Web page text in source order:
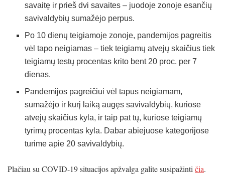
savaitę ir prieš dvi savaites – juodoje zonoje esančių
savivaldybių sumažėjo perpus.
Po 10 dienų teigiamoje zonoje, pandemijos pagreitis
vėl tapo neigiamas – tiek teigiamų atvejų skaičius tiek
teigiamų testų procentas krito bent 20 proc. per 7
dienas.
Pandemijos pagreičiui vėl tapus neigiamam,
sumažėjo ir kurį laiką augęs savivaldybių, kuriose
atvejų skaičius kyla, ir taip pat tų, kuriose teigiamų
tyrimų procentas kyla. Dabar abiejuose kategorijose
turime apie 20 savivaldybių.
Plačiau su COVID-19 situacijos apžvalga galite susipažinti čia.